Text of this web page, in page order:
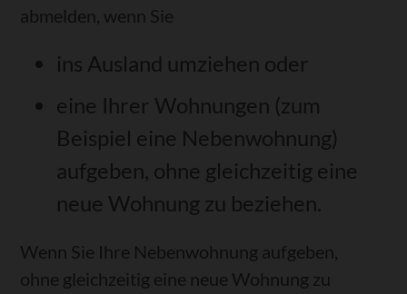
abmelden, wenn Sie
ins Ausland umziehen oder
eine Ihrer Wohnungen (zum
Beispiel eine Nebenwohnung)
aufgeben, ohne gleichzeitig eine
neue Wohnung zu beziehen.
Wenn Sie Ihre Nebenwohnung aufgeben,
ohne gleichzeitig eine neue Wohnung zu